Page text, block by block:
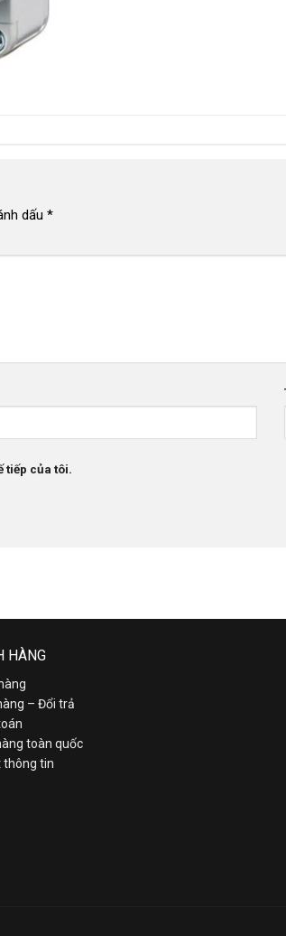
dấu *
tiếp của tôi.
HÀNG
– Đổi trả
toàn quốc
thông tin